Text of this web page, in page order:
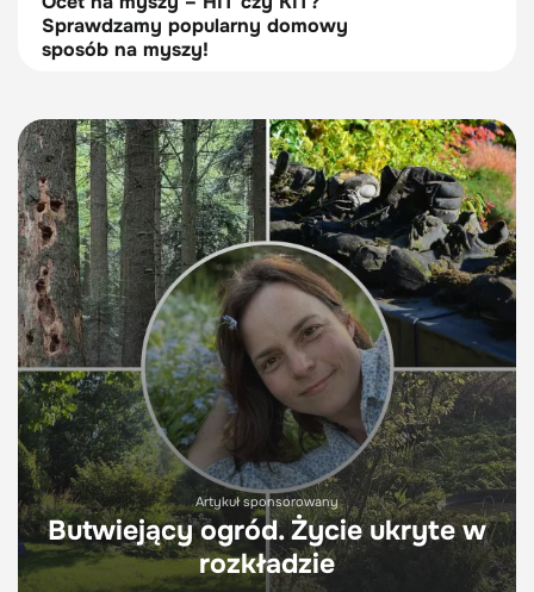
Sprawdzamy popularny domowy
sposób na myszy!
Artykuł sponsorowany
Butwiejący ogród. Życie ukryte w
rozkładzie